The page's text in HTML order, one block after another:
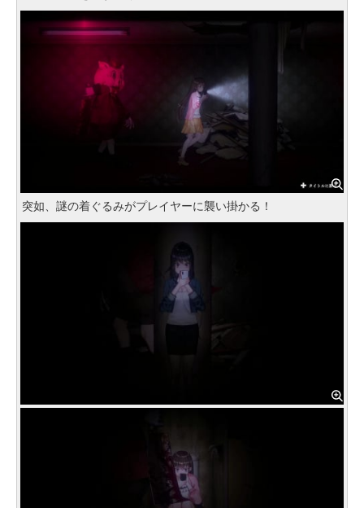
突如、謎の着ぐるみがプレイヤーに襲い掛かる！